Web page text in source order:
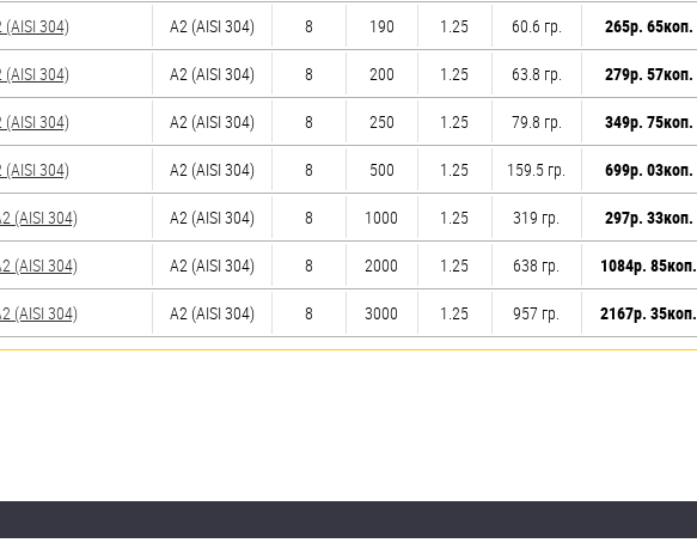
304) А2 (AISI 304) 8 190 1.25 60.6 гр. 265р. 65коп.
304) А2 (AISI 304) 8 200 1.25 63.8 гр. 279р. 57коп.
304) А2 (AISI 304) 8 250 1.25 79.8 гр. 349р. 75коп.
304) А2 (AISI 304) 8 500 1.25 159.5 гр. 699р. 03коп.
(AISI 304) А2 (AISI 304) 8 1000 1.25 319 гр. 297р. 33коп.
(AISI 304) А2 (AISI 304) 8 2000 1.25 638 гр. 1084р. 85коп.
(AISI 304) А2 (AISI 304) 8 3000 1.25 957 гр. 2167р. 35коп.